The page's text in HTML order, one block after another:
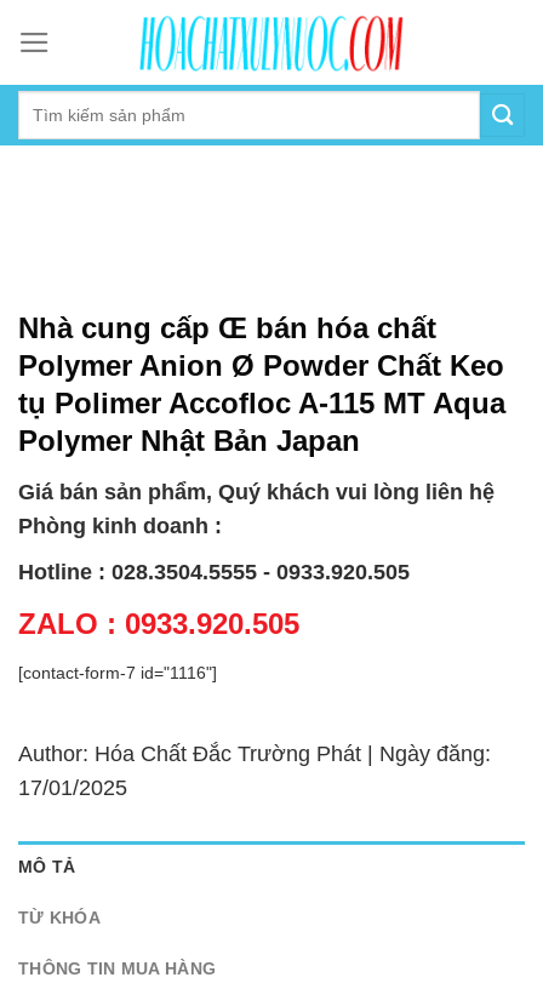
content
Nhà cung cấp Œ bán hóa chất
Polymer Anion Ø Powder Chất Keo
tụ Polimer Accofloc A-115 MT Aqua
Polymer Nhật Bản Japan
Giá bán sản phẩm, Quý khách vui lòng liên hệ
Phòng kinh doanh :
Hotline : 028.3504.5555 - 0933.920.505
ZALO : 0933.920.505
[contact-form-7 id="1116"]
Author: Hóa Chất Đắc Trường Phát | Ngày đăng:
17/01/2025
MÔ TẢ
TỪ KHÓA
THÔNG TIN MUA HÀNG